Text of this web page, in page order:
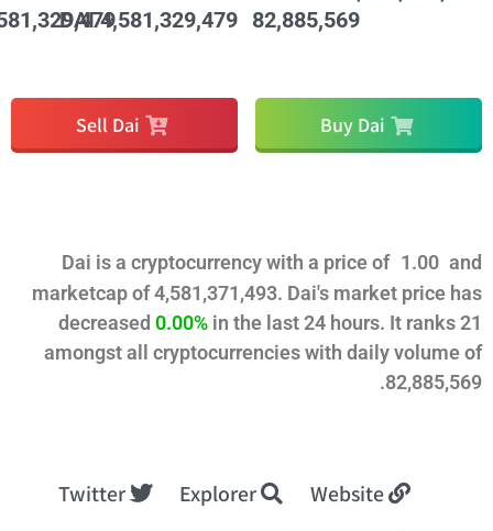
82,885,569
4,581,329,479 DAI
4,581,329,479 DAI
Buy Dai
Sell Dai
Dai is a cryptocurrency with a price of
marketcap of4,581,371,493. Dai's market
decreased0.00% in the last 24 hours. It
amongst all cryptocurrencies with daily
.
Explorer
Twitter